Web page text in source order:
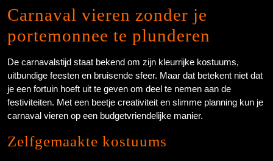
Carnaval vieren zonder je
portemonnee te plunderen
De carnavalstijd staat bekend om zijn kleurrijke kostuums,
uitbundige feesten en bruisende sfeer. Maar dat betekent niet dat
je een fortuin hoeft uit te geven om deel te nemen aan de
festiviteiten. Met een beetje creativiteit en slimme planning kun je
carnaval vieren op een budgetvriendelijke manier.
Zelfgemaakte kostuums